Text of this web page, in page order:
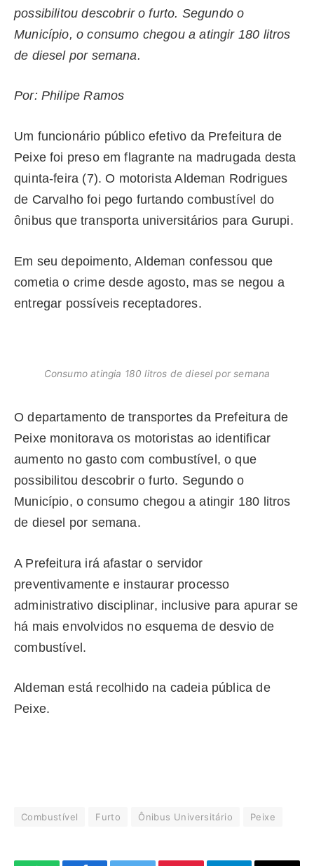
possibilitou descobrir o furto. Segundo o
Município, o consumo chegou a atingir 180 litros
de diesel por semana.
Por: Philipe Ramos
Um funcionário público efetivo da Prefeitura de
Peixe foi preso em flagrante na madrugada desta
quinta-feira (7). O motorista Aldeman Rodrigues
de Carvalho foi pego furtando combustível do
ônibus que transporta universitários para Gurupi.
Em seu depoimento, Aldeman confessou que
cometia o crime desde agosto, mas se negou a
entregar possíveis receptadores.
Consumo atingia 180 litros de diesel por semana
O departamento de transportes da Prefeitura de
Peixe monitorava os motoristas ao identificar
aumento no gasto com combustível, o que
possibilitou descobrir o furto. Segundo o
Município, o consumo chegou a atingir 180 litros
de diesel por semana.
A Prefeitura irá afastar o servidor
preventivamente e instaurar processo
administrativo disciplinar, inclusive para apurar se
há mais envolvidos no esquema de desvio de
combustível.
Aldeman está recolhido na cadeia pública de
Peixe.
Combustível Furto Ônibus Universitário Peixe